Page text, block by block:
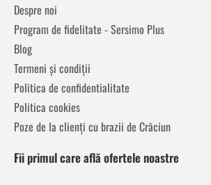
Despre noi
Program de fidelitate - Sersimo Plus
Blog
Termeni și condiții
Politica de confidentialitate
Politica cookies
Poze de la clienți cu brazii de Crăciun
Fii primul care află ofertele noastre